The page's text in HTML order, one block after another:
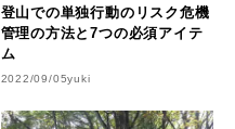
登山での単独行動のリスク危機
管理の方法と7つの必須アイテ
ム
2022/09/05yuki